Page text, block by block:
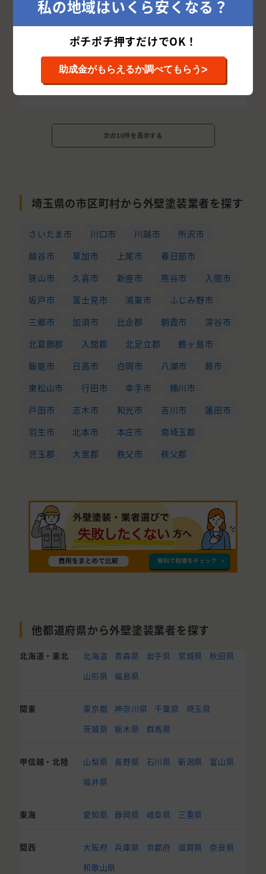
詳細を見る
お問い合わせ
相場を確認する
次の10件を表示する
埼玉県の市区町村から外壁塗装業者を探す
さいたま市 川口市 川越市
所沢市
越谷市
草加市 上尾市
春日部市
狭山市
久喜市 新座市 熊谷市
入間市
坂戸市
富士見市 鴻巣市
ふじみ野市
三郷市
加須市 比企郡 朝霞市
深谷市
北葛飾郡
入間郡 北足立郡
鶴ヶ島市
飯能市
日高市 白岡市 八潮市
蕨市
東松山市
行田市 幸手市
桶川市
戸田市
志木市 和光市 吉川市
蓮田市
羽生市
北本市 本庄市
南埼玉郡
児玉郡
大里郡 秩父市 秩父郡
他都道府県から外壁塗装業者を探す
北海道・東北 北海道 青森県 岩手県 宮城県
秋田県
山形県
福島県
関東 東京都 神奈川県 千葉県
埼玉県
茨城県
栃木県 群馬県
甲信越・北陸 山梨県 長野県 石川県 新潟県
富山県
福井県
東海 愛知県 静岡県 岐阜県 三重県
関西 大阪府 兵庫県 京都府 滋賀県
奈良県
和歌山県
私の地域はいくら安くなる？
ポチポチ押すだけでOK！
助成金がもらえるか調べてもらう>